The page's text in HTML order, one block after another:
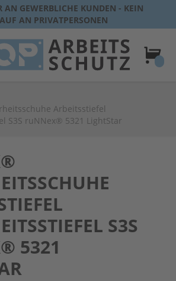
AN GEWERBLICHE KUNDEN - KEIN
AN PRIVATPERSONEN
Arbeitsstiefel
S3S ruNNex® 5321 LightStar
S3S
5321